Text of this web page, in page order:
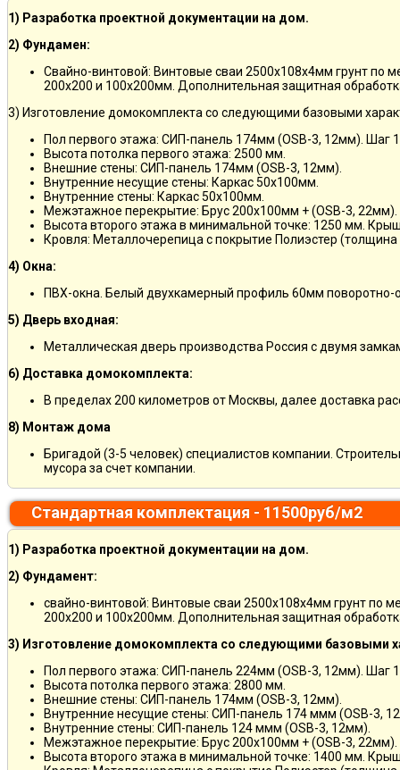
1) Разработка проектной документации на дом.
2) Фундамен:
Свайно-винтовой: Винтовые сваи 2500х108х4мм грунт по
200х200 и 100х200мм. Дополнительная защитная
3) Изготовление домокомплекта со следующими базовыми
Пол первого этажа: СИП-панель 174мм (OSB-3, 12мм). Шаг
Высота потолка первого этажа: 2500 мм.
Внешние стены: СИП-панель 174мм (OSB-3, 12мм).
Внутренние несущие стены: Каркас 50х100мм.
Внутренние стены: Каркас 50х100мм.
Межэтажное перекрытие: Брус 200х100мм + (OSB-3, 22мм).
Высота второго этажа в минимальной точке: 1250 мм.
Кровля: Металлочерепица с покрытие Полиэстер
4) Окна:
ПВХ-окна. Белый двухкамерный профиль 60мм поворотно-
5) Дверь входная:
Металлическая дверь производства Россия с двумя
6) Доставка домокомплекта:
В пределах 200 километров от Москвы, далее доставка
8) Монтаж дома
Бригадой (3-5 человек) специалистов компании.
мусора за счет компании.
Стандартная комплектация - 11500руб/м2
1) Разработка проектной документации на дом.
2) Фундамент:
свайно-винтовой: Винтовые сваи 2500х108х4мм грунт по
200х200 и 100х200мм. Дополнительная защитная
3) Изготовление домокомплекта со следующими базовыми
Пол первого этажа: СИП-панель 224мм (OSB-3, 12мм). Шаг
Высота потолка первого этажа: 2800 мм.
Внешние стены: СИП-панель 174мм (OSB-3, 12мм).
Внутренние несущие стены: СИП-панель 174 ммм (OSB-3,
Внутренние стены: СИП-панель 124 ммм (OSB-3, 12мм).
Межэтажное перекрытие: Брус 200х100мм + (OSB-3, 22мм).
Высота второго этажа в минимальной точке: 1400 мм.